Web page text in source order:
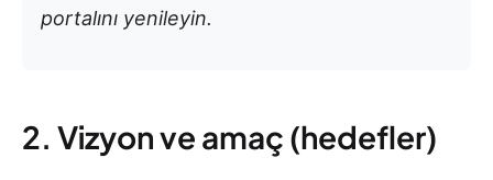
portalını yenileyin.
2. Vizyon ve amaç (hedefler)